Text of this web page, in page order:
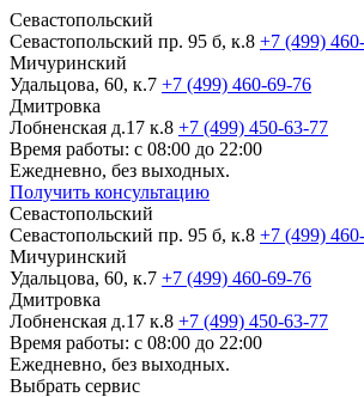
Севастопольский
Севастопольский пр. 95 б, к.8 +7 (499)
Мичуринский
Удальцова, 60, к.7 +7 (499) 460-69-76
Дмитровка
Лобненская д.17 к.8 +7 (499) 450-63-77
Время работы: с 08:00 до 22:00
Ежедневно, без выходных.
Получить консультацию
Севастопольский
Севастопольский пр. 95 б, к.8 +7 (499)
Мичуринский
Удальцова, 60, к.7 +7 (499) 460-69-76
Дмитровка
Лобненская д.17 к.8 +7 (499) 450-63-77
Время работы: с 08:00 до 22:00
Ежедневно, без выходных.
Выбрать сервис